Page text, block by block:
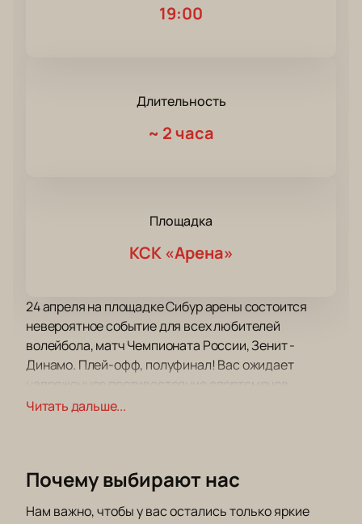
19:00
Длительность
~ 2 часа
Площадка
КСК «Арена»
24 апреля на площадке Сибур арены состоится
невероятное событие для всех любителей
волейбола, матч Чемпионата России, Зенит -
Динамо. Плей-офф, полуфинал! Вас ожидает
динамичное, яркое и эмоциональное.
непримиримом соперничестве, чтобы определить
В центре событий вы окажетесь наравне с
Читать дальше...
Почему выбирают нас
Нам важно, чтобы у вас остались только яркие